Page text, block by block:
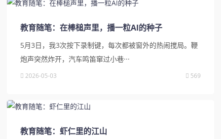
教育随笔：在棒槌声里，播一粒AI的种子
5月3日，我3次按下录制键，每次都被窗外的热闹搅局。鞭
炮声突然炸开，汽车鸣笛窜过小巷···
2026-05-03 569
教育随笔：虾仁里的江山